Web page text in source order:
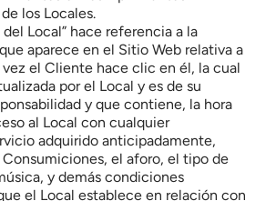
los Locales.
Local” hace referencia a la
aparece en el Sitio Web relativa a
vez el Cliente hace clic en él, la cual
por el Local y es de su
y que contiene, la hora
al Local con cualquier
adquirido anticipadamente,
Consumiciones, el aforo, el tipo de
y demás condiciones
el Local establece en relación con